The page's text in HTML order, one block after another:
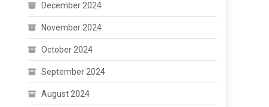
December 2024
November 2024
October 2024
September 2024
August 2024